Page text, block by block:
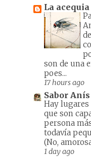
La acequia
son de una
poes...
17 hours ago
Sabor
Hay lugares
que son
persona
todavía
(No,
1 day ago